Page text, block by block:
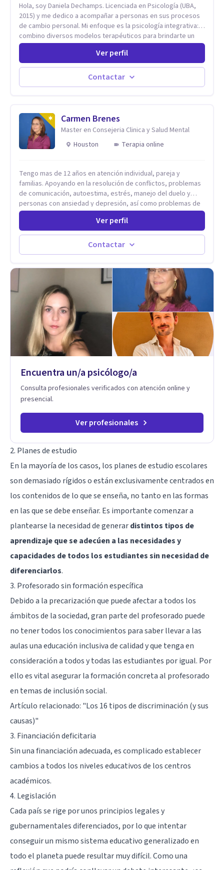
Hola, soy Daniela Dechamps. Licenciada en Psicología (UBA,
2015) y me dedico a acompañar a personas en sus procesos
de cambio personal. Mi enfoque es la psicología integrativa:
combino diversos modelos terapéuticos para brindarte un
espacio humano, seguro y libre de juicios, donde construimos
juntas las herramientas prácticas que necesitas para tu
bienestar en el día a día. Aunque mi formación inicial es en
Terapia Cognitiva, he incorporado enfoques como el
Mindfulness y la Terapia de Aceptación y Compromiso (ACT),
Europa y Asia). Además, colaboré como psicóloga en
Televisión Canaria, conectando con la realidad de las islas.
Mis servicios son 100% online y accesibles. Si buscas un
espacio de escucha profesional y orientado a resultados,
Ver perfil
Contactar
Carmen Brenes
Master en Consejeria Clinica y Salud Mental
Houston
Terapia online
Tengo mas de 12 años en atención individual, pareja y
familias. Apoyando en la resolución de conflictos, problemas
de comunicación, autoestima, estrés, manejo del duelo y
personas con ansiedad y depresión, así como problemas de
conducta y comportamiento. Desarrollo de personas
Estableciendo metas a corto y largo plazo, es vital para la
vida de cada uno tener su propia vision.
Ver perfil
Contactar
Encuentra un/a psicólogo/a
Consulta profesionales verificados con atención online y
presencial.
Ver profesionales
2. Planes de estudio
En la mayoría de los casos, los planes de estudio escolares
son demasiado rígidos o están exclusivamente centrados en
los contenidos de lo que se enseña, no tanto en las formas
en las que se debe enseñar. Es importante comenzar a
plantearse la necesidad de generardistintos tipos de
aprendizaje que se adecúen a las necesidades y
capacidades de todos los estudiantes sin necesidad de
diferenciarlos.
3. Profesorado sin formación específica
Debido a la precarización que puede afectar a todos los
ámbitos de la sociedad, gran parte del profesorado puede
no tener todos los conocimientos para saber llevar a las
aulas una educación inclusiva de calidad y que tenga en
consideración a todos y todas las estudiantes por igual. Por
ello es vital asegurar la formación concreta al profesorado
en temas de inclusión social.
Artículo relacionado: "Los 16 tipos de discriminación (y sus
causas)"
3. Financiación deficitaria
Sin una financiación adecuada, es complicado establecer
cambios a todos los niveles educativos de los centros
académicos.
4. Legislación
Cada país se rige por unos principios legales y
gubernamentales diferenciados, por lo que intentar
conseguir un mismo sistema educativo generalizado en
todo el planeta puede resultar muy difícil. Como una